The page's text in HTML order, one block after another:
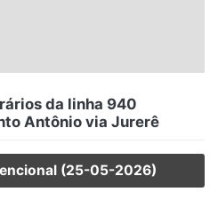
da linha 940
Antônio via Jurerê
(25-05-2026)